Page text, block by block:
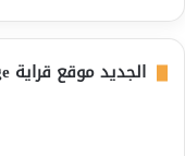
الجديد موقع قراية Collège